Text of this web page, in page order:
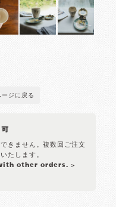
ージに戻る
きません。複数回ご注文
たします。
other orders. >